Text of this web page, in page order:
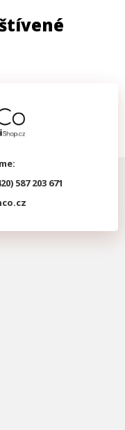
587 203 671